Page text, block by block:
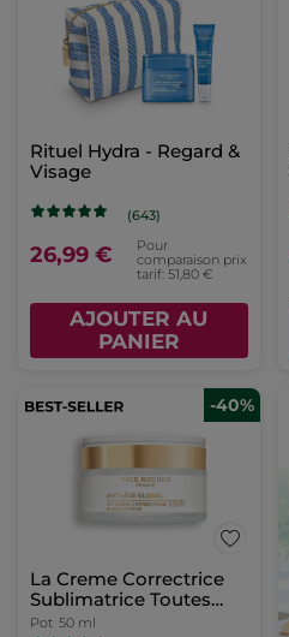
Rituel Hydra - Regard &
Visage
(643)
26,99 €
Pour
comparaison prix
tarif: 51,80 €
AJOUTER AU
PANIER
-40%
La Creme Correctrice
Sublimatrice Toutes
Peaux
Pot 50 ml